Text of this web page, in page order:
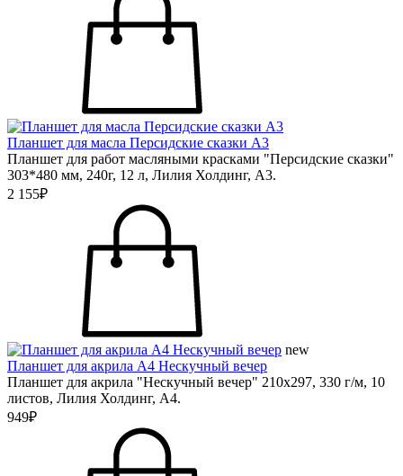
Планшет для масла Персидские сказки А3
Планшет для работ масляными красками "Персидские сказки"
303*480 мм, 240г, 12 л, Лилия Холдинг, А3.
2 155₽
new
Планшет для акрила А4 Нескучный вечер
Планшет для акрила "Нескучный вечер" 210х297, 330 г/м, 10
листов, Лилия Холдинг, А4.
949₽